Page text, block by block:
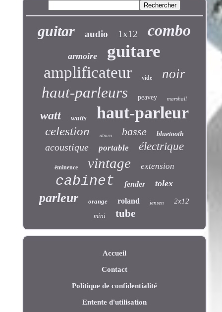
guitar audio 1x12 combo
armoire guitare
amplificateur vide noir
haut-parleurs peavey marshall
watt watts haut-parleur
celestion alnico basse bluetooth
acoustique portable électrique
éminence vintage extension
cabinet fender tolex
parleur orange roland jensen 2x12
mini tube
Accueil
Contact
Politique de confidentialité
Entente d'utilisation